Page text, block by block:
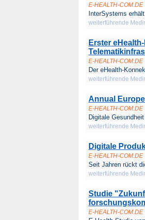
E-HEALTH-COM.DE
InterSystems
weiterführende
Erster
E-HEALTH-COM.DE
Der eHealth-
weiterführende
Annual
E-HEALTH-COM.DE
Digitale
weiterführende
Digitale
E-HEALTH-COM.DE
Seit Jahren rückt
weiterführende
Studie
E-HEALTH-COM.DE